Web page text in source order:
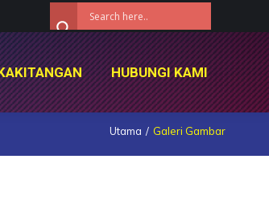
HUBUNGI KAMI
Utama Galeri Gambar
HUBUNGI KAMI